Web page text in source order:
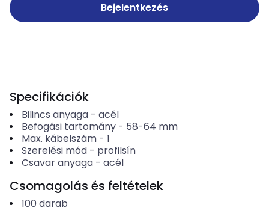
Bejelentkezés
Specifikációk
Bilincs anyaga- acél
Befogási tartomány- 58-64 mm
Max. kábelszám- 1
Szerelési mód- profilsín
Csavar anyaga- acél
Csomagolás és feltételek
100 darab